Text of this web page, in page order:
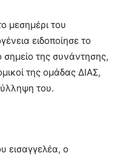
μεσημέρι του
ειδοποίησε το
της συνάντησης,
της ομάδας ΔΙΑΣ,
του.
εισαγγελέα, ο